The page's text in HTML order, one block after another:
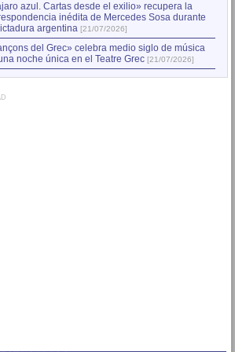
azul. Cartas desde el exilio» recupera la
inédita de Mercedes Sosa durante
argentina [21/07/2026]
del Grec» celebra medio siglo de música
noche única en el Teatre Grec [21/07/2026]